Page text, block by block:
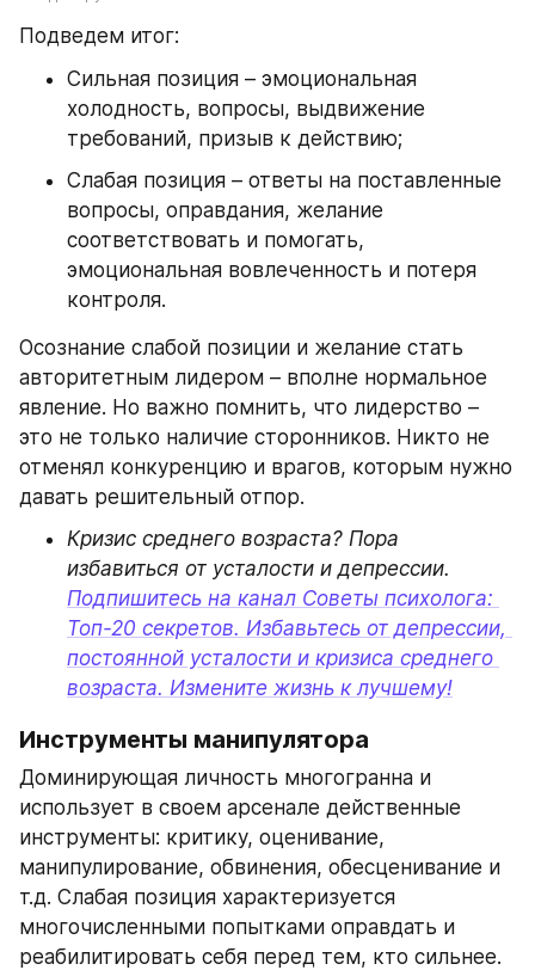
Подведем итог:
Сильная позиция – эмоциональная
холодность, вопросы, выдвижение
требований, призыв к действию;
Слабая позиция – ответы на поставленные
вопросы, оправдания, желание
соответствовать и помогать,
эмоциональная вовлеченность и потеря
контроля.
Осознание слабой позиции и желание стать
авторитетным лидером – вполне нормальное
явление. Но важно помнить, что лидерство –
это не только наличие сторонников. Никто не
отменял конкуренцию и врагов, которым нужно
давать решительный отпор.
Кризис среднего возраста? Пора
Подпишитесь на канал Советы психолога:
Топ-20 секретов. Избавьтесь от депрессии,
постоянной усталости и кризиса среднего
возраста. Измените жизнь к лучшему!
Инструменты манипулятора
Доминирующая личность многогранна и
использует в своем арсенале действенные
инструменты: критику, оценивание,
манипулирование, обвинения, обесценивание и
т.д. Слабая позиция характеризуется
многочисленными попытками оправдать и
реабилитировать себя перед тем, кто сильнее.